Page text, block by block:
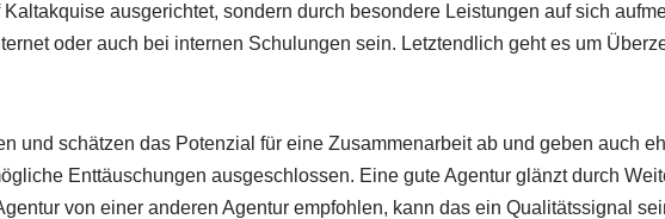
ausgerichtet, sondern durch besondere Leistungen auf sich
oder auch bei internen Schulungen sein. Letztendlich geht es um
und schätzen das Potenzial für eine Zusammenarbeit ab und geben auch
Enttäuschungen ausgeschlossen. Eine gute Agentur glänzt durch
von einer anderen Agentur empfohlen, kann das ein Qualitätssignal